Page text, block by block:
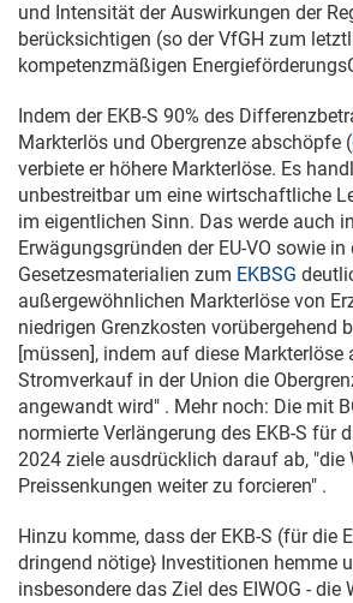
und Intensität der Auswirkungen der
berücksichtigen (so der VfGH zum
kompetenzmäßigen
Indem der EKB-S 90% des
Markterlös und Obergrenze abschöpfe (
verbiete er höhere Markterlöse. Es
unbestreitbar um eine wirtschaftliche
im eigentlichen Sinn. Das werde auch
Erwägungsgründen der EU-VO sowie in
Gesetzesmaterialien zum EKBSG
außergewöhnlichen Markterlöse von
niedrigen Grenzkosten vorübergehend
[müssen], indem auf diese Markterlöse
Stromverkauf in der Union die
angewandt wird" . Mehr noch: Die mit
normierte Verlängerung des EKB-S für
2024 ziele ausdrücklich darauf ab, "die
Preissenkungen weiter zu forcieren" .
Hinzu komme, dass der EKB-S (für die
dringend nötige} Investitionen hemme
insbesondere das Ziel des EIWOG - die